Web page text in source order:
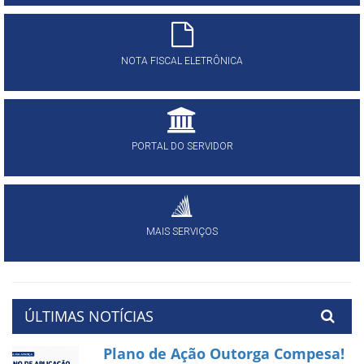
NOTA FISCAL ELETRÔNICA
PORTAL DO SERVIDOR
MAIS SERVIÇOS
ÚLTIMAS NOTÍCIAS
Plano de Ação Outorga Compesa!